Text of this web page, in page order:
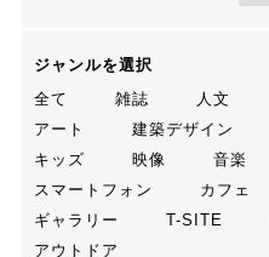
ジャンルを選択
全て
雑誌 人文
アート
建築デザイン
キッズ
映像 音楽
スマートフォン
カフェ
ギャラリー
T-SITE
アウトドア